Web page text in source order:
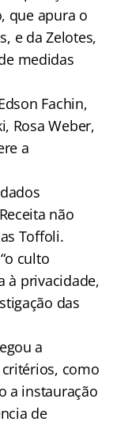
que apura o
e da Zelotes,
medidas
Fachin,
Rosa Weber,
a
não
Toffoli.
culto
à privacidade,
das
a
como
a instauração
de